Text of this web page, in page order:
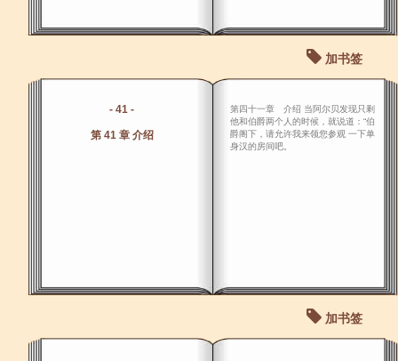
加书签
- 41 -
第 41 章 介绍
第四十一章 介绍 当阿尔贝发现只剩
他和伯爵两个人的时候，就说道：“伯
爵阁下，请允许我来领您参观 一下单
身汉的房间吧。
加书签